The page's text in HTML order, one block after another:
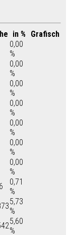
in %
Grafisch
0,00
%
0,00
%
0,00
%
0,00
%
0,00
%
0,00
%
0,00
%
0,71
%
5,73
%
5,60
%